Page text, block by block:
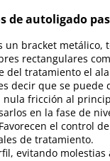
de autoligado
un bracket metálico,
rectangulares
del tratamiento el
decir que se puede
nula fricción al
en la fase de
el control
de tratamiento.
evitando molestias